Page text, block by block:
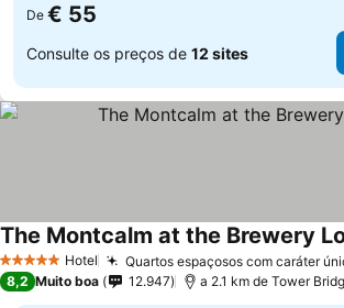
De € 55
Consulte os preços de 12 sites
5 Estrelas Hotel Quartos espaçosos com caráter
The Montcalm at the Brewery
8,2 Muito boa 12.947 a 2.1 km de Tower